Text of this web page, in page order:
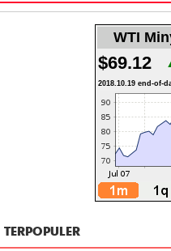
WTI
$69.12
2018.10.19 end-of-
TERPOPULER